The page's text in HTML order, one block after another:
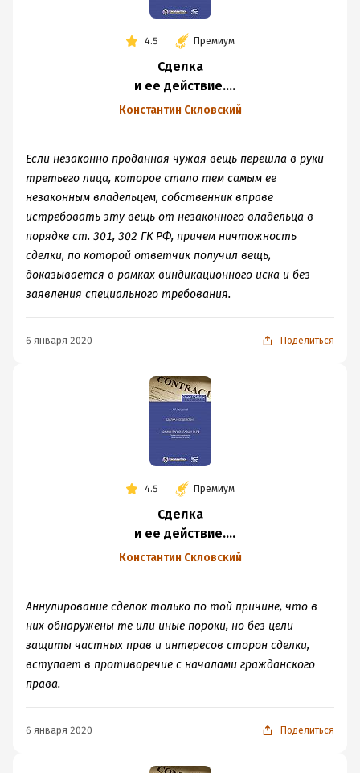
4.5 Премиум
Сделка
и ее действие.
Комментарий главы
сделок.
Недействительность
сделок)
Константин Скловский
Если незаконно проданная чужая вещь перешла в руки
третьего лица, которое стало тем самым ее
незаконным владельцем, собственник вправе
истребовать эту вещь от незаконного владельца в
порядке ст. 301, 302 ГК РФ, причем ничтожность
сделки, по которой ответчик получил вещь,
доказывается в рамках виндикационного иска и без
заявления специального требования.
6 января 2020 Поделиться
4.5 Премиум
Сделка
и ее действие.
Комментарий главы
сделок.
Недействительность
сделок)
Константин Скловский
Аннулирование сделок только по той причине, что в
них обнаружены те или иные пороки, но без цели
защиты частных прав и интересов сторон сделки,
вступает в противоречие с началами гражданского
права.
6 января 2020 Поделиться